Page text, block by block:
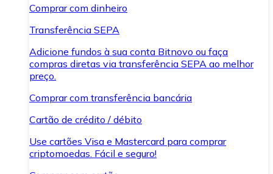
Comprar com dinheiro
Transferência SEPA
Adicione fundos à sua conta Bitnovo ou faça
compras diretas via transferência SEPA ao melhor
preço.
Comprar com transferência bancária
Cartão de crédito / débito
Use cartões Visa e Mastercard para comprar
criptomoedas. Fácil e seguro!